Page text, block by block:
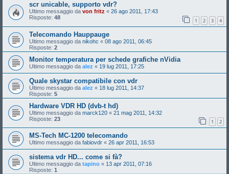
scr unicable, supporto vdr?
Ultimo messaggio da von fritz « 26 ago 2011, 17:43
Risposte: 48 1 2 3 4
Telecomando Hauppauge
Ultimo messaggio da nikohc « 08 ago 2011, 06:45
Risposte: 2
Monitor temperatura per schede grafiche nVidia
Ultimo messaggio da alez « 19 lug 2011, 17:25
Quale skystar compatibile con vdr
Ultimo messaggio da alez « 18 lug 2011, 14:37
Risposte: 5
Hardware VDR HD (dvb-t hd)
Ultimo messaggio da marck120 « 21 mag 2011, 14:32
Risposte: 23 1 2
MS-Tech MC-1200 telecomando
Ultimo messaggio da fabiovdr « 26 apr 2011, 16:53
sistema vdr HD... come si fà?
Ultimo messaggio da tapino « 13 apr 2011, 07:16
Risposte: 1